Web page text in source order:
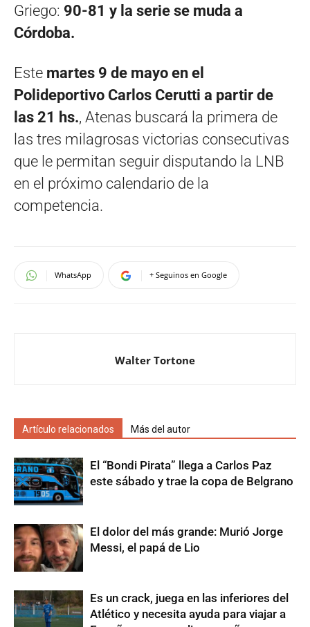
Griego: 90-81 y la serie se muda a
Córdoba.
Este martes 9 de mayo en el
Polideportivo Carlos Cerutti a partir de
las 21 hs., Atenas buscará la primera de
las tres milagrosas victorias consecutivas
que le permitan seguir disputando la LNB
en el próximo calendario de la
competencia.
WhatsApp + Seguinos en Google
Walter Tortone
Artículo relacionados Más del autor
El “Bondi Pirata” llega a Carlos Paz
este sábado y trae la copa de Belgrano
El dolor del más grande: Murió Jorge
Messi, el papá de Lio
Es un crack, juega en las inferiores del
Atlético y necesita ayuda para viajar a